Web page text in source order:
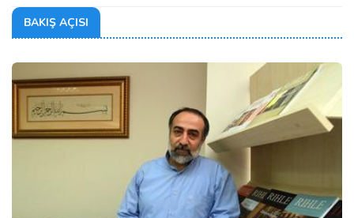
BAKIŞ AÇISI